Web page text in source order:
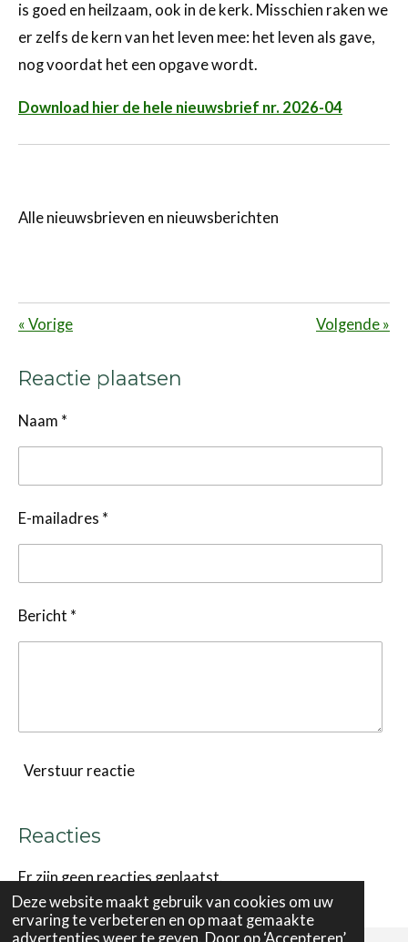
Deze website maakt gebruik van cookies om uw
ervaring te verbeteren en op maat gemaakte
is goed en heilzaam, ook in de kerk. Misschien raken we
er zelfs de kern van het leven mee: het leven als gave,
nog voordat het een opgave wordt.
Download hier de hele nieuwsbrief nr. 2026-04
Alle nieuwsbrieven en nieuwsberichten
« Vorige Volgende »
Reactie plaatsen
Naam *
E-mailadres *
Bericht *
Verstuur reactie
Reacties
Er zijn geen reacties geplaatst.